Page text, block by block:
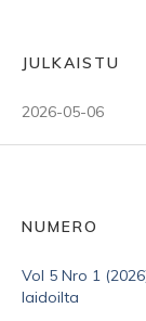
JULKAISTU
2026-05-06
NUMERO
Vol 5 Nro 1
laidoilta